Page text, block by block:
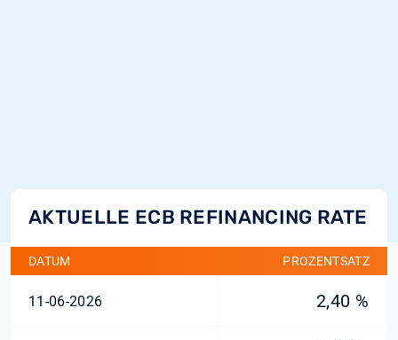
AKTUELLE ECB REFINANCING RATE
DATUM PROZENTSATZ
11-06-2026 2,40 %